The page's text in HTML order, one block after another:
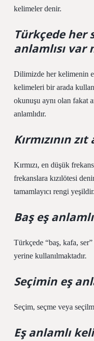
kelimeler denir.
Türkçede her
anlamlısı var
Dilimizde her kelimenin
kelimeleri bir arada
okunuşu aynı olan fakat
anlamlıdır.
Kırmızının
Kırmızı, en düşük
frekanslara kızılötesi
tamamlayıcı rengi yeşildir.
Baş eş
Türkçede “baş, kafa,
yerine kullanılmaktadır.
Seçimin eş
Seçim, seçme veya
Eş anlamlı